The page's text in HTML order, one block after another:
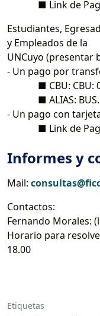
■ Link de
Estudiantes,
y Empleados de la
UNCuyo (presentar
- Un pago por
■ CBU: CBU:
■ ALIAS:
- Un pago con
■ Link de
Informes y
Mail: c
Contactos:
Fernando Morales:
Horario para
18.00
Etiquetas